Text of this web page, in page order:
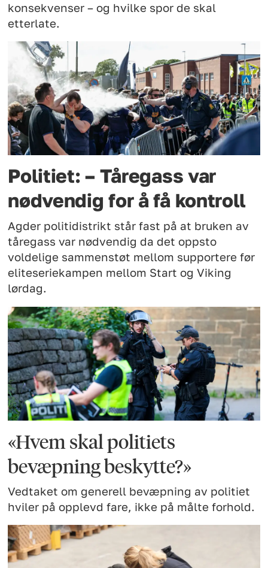
konsekvenser – og hvilke spor de skal
etterlate.
Politiet: – Tåregass var
nødvendig for å få kontroll
Agder politidistrikt står fast på at bruken av
tåregass var nødvendig da det oppsto
voldelige sammenstøt mellom supportere før
eliteseriekampen mellom Start og Viking
lørdag.
«Hvem skal politiets
bevæpning beskytte?»
Vedtaket om generell bevæpning av politiet
hviler på opplevd fare, ikke på målte forhold.